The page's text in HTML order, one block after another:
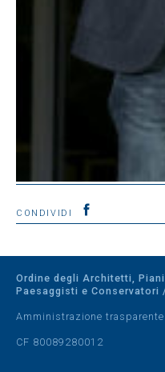
CONDIVIDI
Ordine degli Architetti,
Paesaggisti e Conservatori
Amministrazione trasparente
CF 80089280012